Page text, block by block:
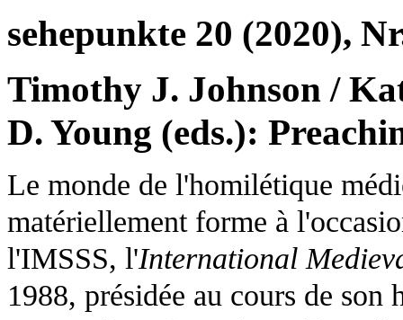
sehepunkte 20 (2020),
Timothy J. Johnson /
D. Young (eds.):
Le monde de l'homilétique
matériellement forme à
l'IMSSS, l'International
1988, présidée au cours de